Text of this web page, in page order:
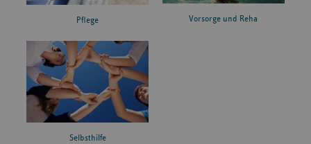
Pflege Vorsorge und Reha
Selbsthilfe